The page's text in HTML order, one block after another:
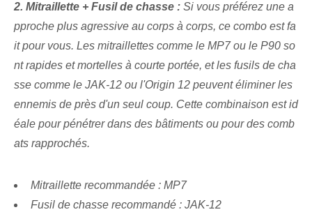
2. Mitraillette + Fusil de chasse : Si vous préférez une a
pproche plus agressive au corps à corps, ce combo est fa
it pour vous. Les mitraillettes comme le MP7 ou le P90 so
nt rapides et mortelles à courte portée, et les fusils de cha
sse comme le JAK-12 ou l'Origin 12 peuvent éliminer les
ennemis de près d'un seul coup. Cette combinaison est id
éale pour pénétrer dans des bâtiments ou pour des comb
ats rapprochés.
Mitraillette recommandée : MP7
Fusil de chasse recommandé :⁢ JAK-12